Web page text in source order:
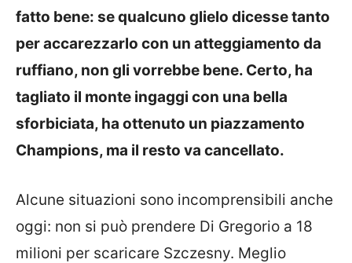
fatto bene: se qualcuno glielo dicesse tanto
per accarezzarlo con un atteggiamento da
ruffiano, non gli vorrebbe bene. Certo, ha
tagliato il monte ingaggi con una bella
sforbiciata, ha ottenuto un piazzamento
Champions, ma il resto va cancellato.
Alcune situazioni sono incomprensibili anche
oggi: non si può prendere Di Gregorio a 18
milioni per scaricare Szczesny. Meglio